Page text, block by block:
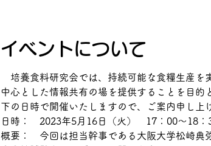
イベントについて
培養食料研究会では、持続可能な食糧生産を
中心とした情報共有の場を提供することを目
下の日時で開催いたしますので、ご案内申し上
日時：　2023年5月16日（火）　17：00～18：
概要：　今回は担当幹事である大阪大学松崎典